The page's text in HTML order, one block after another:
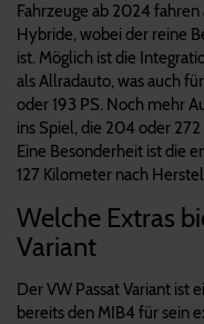
Fahrzeuge ab 2024
Hybride, wobei der reine
ist. Möglich ist die
als Allradauto, was auch
oder 193 PS. Noch mehr
ins Spiel, die 204 oder
Eine Besonderheit ist die
127 Kilometer nach
Welche Extras
Variant
Der VW Passat Variant ist
bereits den MIB4 für sein